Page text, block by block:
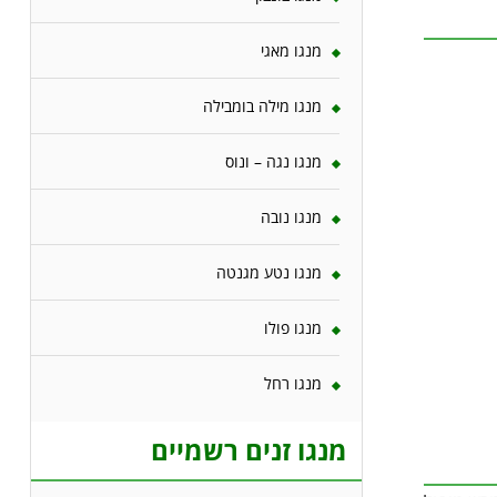
מנגו מאגי
מנגו מילה בומבילה
מנגו נגה – ונוס
מנגו נובה
מנגו נטע מגנטה
מנגו פולו
מנגו רחל
מנגו זנים רשמיים